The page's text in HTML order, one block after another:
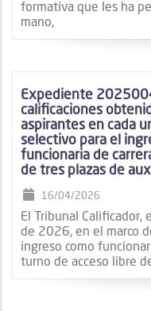
formativa que les ha
mano,
Expediente
calificaciones
aspirantes en cada
selectivo para el
funcionaria de
de tres plazas de
16/04/2026
El Tribunal Calificador,
de 2026, en el marco
ingreso como
turno de acceso libre